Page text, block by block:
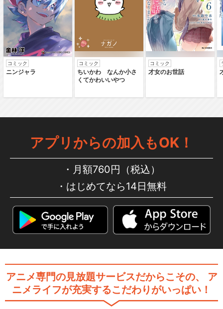
ルパン三世 風魔一族の陰謀
ルパン三世TVSP #01 バイバ
イ・リバティ…
グウェイ・ペ…
ルパン三世TVSP #03 ナポレ
オンの辞書を…
ルパン三世TVSP #04 ロシア
より愛をこめて
コミック
ニンジャラ
コミック
ちいかわ なんか小さ
くてかわいいやつ
コミック
才女のお世話
アプリからの加入もOK！
月額760円（税込）
はじめてなら14日無料
アニメ専門の見放題サービスだからこその、
ア
ニメライフが充実するこだわりがいっぱい！